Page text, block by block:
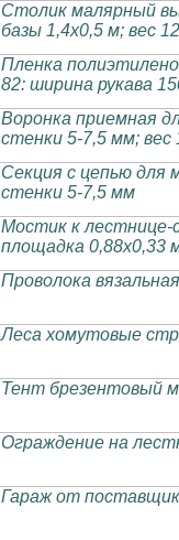
Столик малярный
базы 1,4х0,5 м; вес
Пленка
82: ширина рукава
Воронка приемная
стенки 5-7,5 мм; вес
Секция с цепью для
стенки 5-7,5 мм
Мостик к лестнице-
площадка 0,88х0,33
Проволока
Леса хомутовые
Тент брезентовый
Ограждение на
Гараж от